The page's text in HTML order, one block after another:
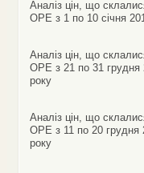
Аналіз цін, що
ОРЕ з 1 по 10 січня
Аналіз цін, що
ОРЕ з 21 по 31 грудня
року
Аналіз цін, що
ОРЕ з 11 по 20 грудня
року